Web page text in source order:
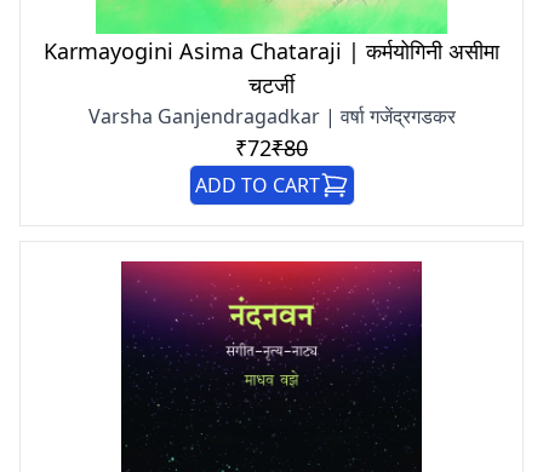
Karmayogini Asima Chataraji | कर्मयोगिनी असीमा
चटर्जी
Varsha Ganjendragadkar | वर्षा गजेंद्रगडकर
₹72₹80
ADD TO CART